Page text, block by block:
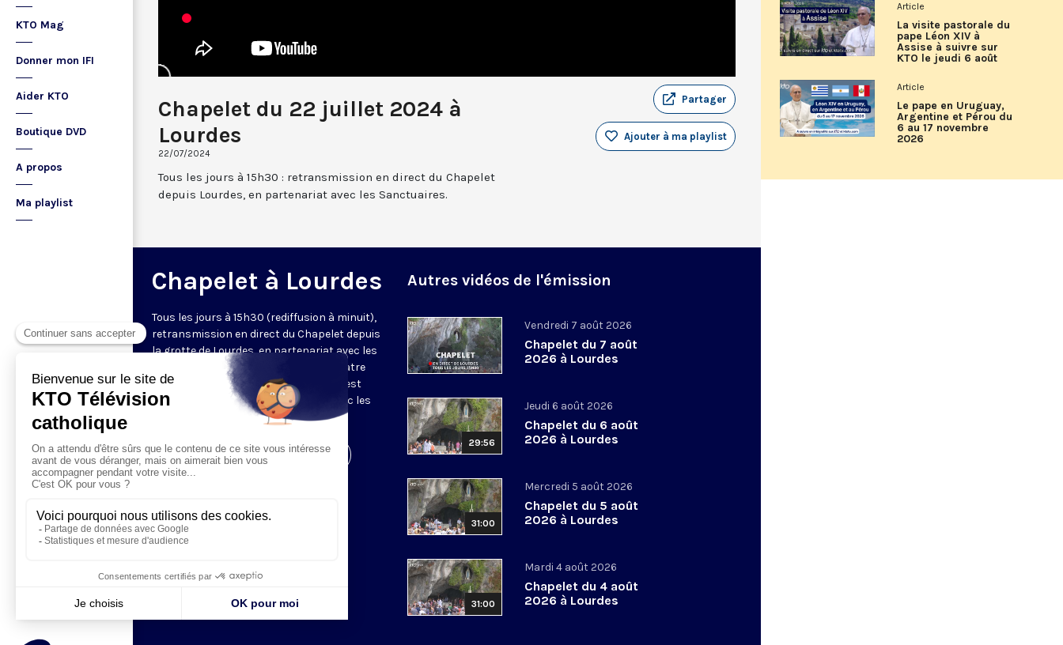
KTO Mag
Donner mon IFI
Aider KTO
Boutique DVD
A propos
Ma playlist
Chapelet du 22 juillet 2024 à
Lourdes
22/07/2024
Partager
Ajouter à ma playlist
Tous les jours à 15h30 : retransmission en direct du Chapelet
depuis Lourdes, en partenariat avec les Sanctuaires.
Chapelet à Lourdes
Tous les jours à 15h30 (rediffusion à minuit),
retransmission en direct du Chapelet depuis
la grotte de Lourdes, en partenariat avec les
Sanctuaires. Chaque jour, l'une des quatre
méditations des mystères du Rosaire est
proposée en communion de prière avec les
Visiter la page de l'émission
Autres vidéos de l'émission
Vendredi 7 août 2026
Chapelet du 7 août
2026 à Lourdes
29:56
Jeudi 6 août 2026
Chapelet du 6 août
2026 à Lourdes
31:00
Mercredi 5 août 2026
Chapelet du 5 août
2026 à Lourdes
31:00
Mardi 4 août 2026
Chapelet du 4 août
2026 à Lourdes
Article
La visite pastorale du
pape Léon XIV à
Assise à suivre sur
KTO le jeudi 6 août
Article
Le pape en Uruguay,
Argentine et Pérou du
6 au 17 novembre
2026